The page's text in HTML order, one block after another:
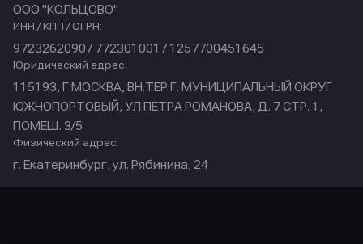
ООО "КОЛЬЦОВО"
ИНН / КПП / ОГРН:
9723262090 / 772301001 / 1257700451645
Юридический адрес:
115193, Г.МОСКВА, ВН.ТЕР.Г. МУНИЦИПАЛЬНЫЙ ОКРУГ
ЮЖНОПОРТОВЫЙ, УЛ ПЕТРА РОМАНОВА, Д. 7 СТР. 1,
ПОМЕЩ. 3/5
Физический адрес:
г. Екатеринбург, ул. Рябинина, 24